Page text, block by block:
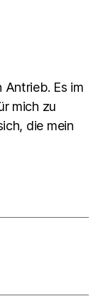
Es im
mich zu
die mein